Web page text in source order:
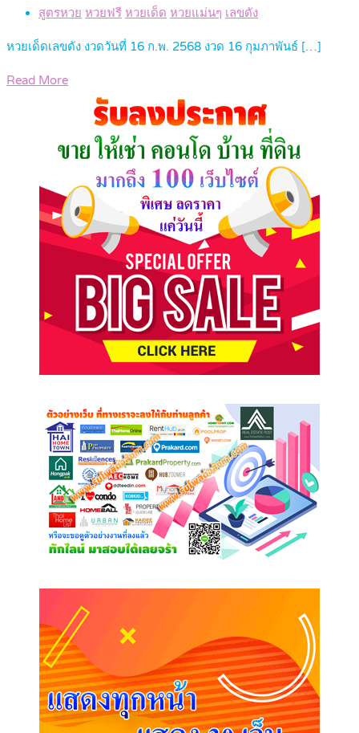
สูตรหวย หวยฟรี หวยเด็ด หวยแม่นๆ เลขดัง
หวยเด็ดเลขดัง งวดวันที่ 16 ก.พ. 2568 งวด 16 กุมภาพันธ์ […]
Read More